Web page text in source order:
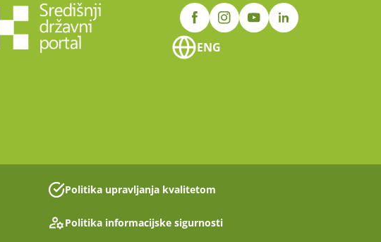
ENG
Politika upravljanja kvalitetom
Politika informacijske sigurnosti